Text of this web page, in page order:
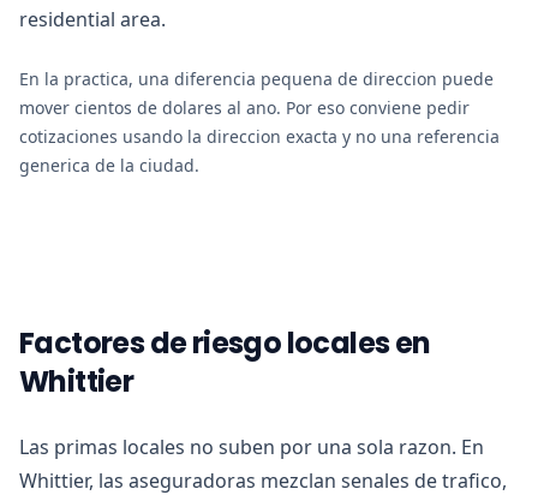
residential area.
En la practica, una diferencia pequena de direccion puede
mover cientos de dolares al ano. Por eso conviene pedir
cotizaciones usando la direccion exacta y no una referencia
generica de la ciudad.
Factores de riesgo locales en
Whittier
Las primas locales no suben por una sola razon. En
Whittier, las aseguradoras mezclan senales de trafico,